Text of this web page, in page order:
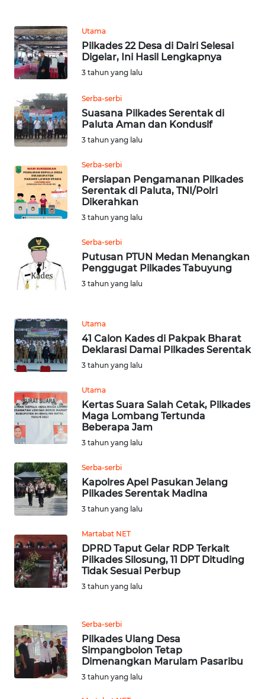
Utama
Pilkades 22 Desa di Dairi Selesai
Digelar, Ini Hasil Lengkapnya
3 tahun yang lalu
Serba-serbi
Suasana Pilkades Serentak di
Paluta Aman dan Kondusif
3 tahun yang lalu
Serba-serbi
Persiapan Pengamanan Pilkades
Serentak di Paluta, TNI/Polri
Dikerahkan
3 tahun yang lalu
Serba-serbi
Putusan PTUN Medan Menangkan
Penggugat Pilkades Tabuyung
3 tahun yang lalu
Utama
41 Calon Kades di Pakpak Bharat
Deklarasi Damai Pilkades Serentak
3 tahun yang lalu
Utama
Kertas Suara Salah Cetak, Pilkades
Maga Lombang Tertunda
Beberapa Jam
3 tahun yang lalu
Serba-serbi
Kapolres Apel Pasukan Jelang
Pilkades Serentak Madina
3 tahun yang lalu
Martabat NET
DPRD Taput Gelar RDP Terkait
Pilkades Silosung, 11 DPT Dituding
Tidak Sesuai Perbup
3 tahun yang lalu
Serba-serbi
Pilkades Ulang Desa
Simpangbolon Tetap
Dimenangkan Marulam Pasaribu
3 tahun yang lalu
WN
JAMBI
WN
SULTRA
WN
NTB
SULTENG
WN
SULBAR
WN
BABEL
WN
WN
SUMSEL
WN
WN
LAMPUNG
WN
JATENG
WN
NUSANTARA
WN
JOGJA
WN
BALI
WN